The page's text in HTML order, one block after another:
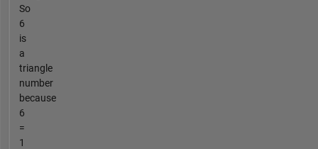
So
6
is
a
triangle
number
because
6
=
1